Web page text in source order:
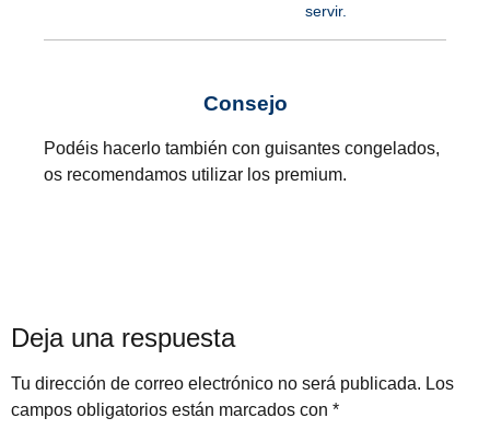
servir.
Consejo
Podéis hacerlo también con guisantes congelados,
os recomendamos utilizar los premium.
Deja una respuesta
Tu dirección de correo electrónico no será publicada. Los
campos obligatorios están marcados con *